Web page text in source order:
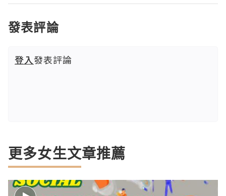
發表評論
登入發表評論
更多女生文章推薦